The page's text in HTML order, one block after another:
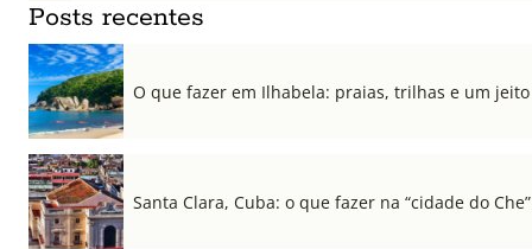
Posts recentes
O que fazer em Ilhabela: praias, trilhas e um
Santa Clara, Cuba: o que fazer na “cidade do Che”